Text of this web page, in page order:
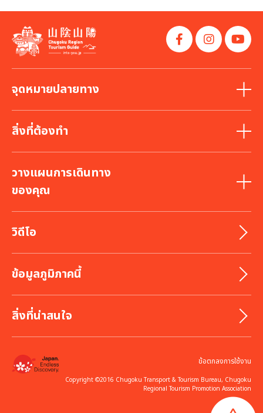
จุดหมายปลายทาง
สิ่งที่ต้องทำ
วางแผนการเดินทาง
ของคุณ
วิดีโอ
ข้อมูลภูมิภาคนี้
สิ่งที่น่าสนใจ
ข้อตกลงการใช้งาน
Copyright ©2016 Chugoku Transport & Tourism Bureau, Chugoku
Regional Tourism Promotion Association